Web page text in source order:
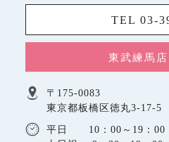
TEL 03-
東武練馬
〒175-0083
東京都板橋区徳丸3-17-5
平日 10：00～19：00